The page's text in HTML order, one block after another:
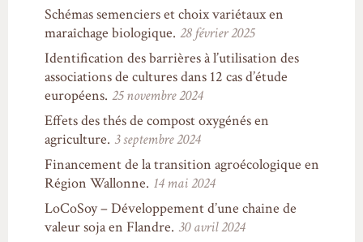
Schémas semenciers et choix variétaux en
maraîchage biologique. 28 février 2025
Identification des barrières à l’utilisation des
associations de cultures dans 12 cas d’étude
européens. 25 novembre 2024
Effets des thés de compost oxygénés en
agriculture. 3 septembre 2024
Financement de la transition agroécologique en
Région Wallonne. 14 mai 2024
LoCoSoy – Développement d’une chaine de
valeur soja en Flandre. 30 avril 2024